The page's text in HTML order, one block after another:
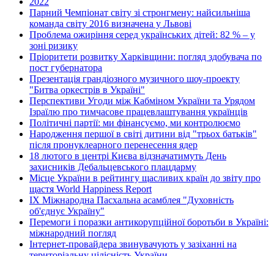
Парний Чемпіонат світу зі стронгмену: найсильніша
команда світу 2016 визначена у Львові
Проблема ожиріння серед українських дітей: 82 % – у
зоні ризику
Пріоритети розвитку Харківщини: погляд здобувача по
пост губернатора
Презентація грандіозного музичного шоу-проекту
"Битва оркестрів в Україні"
Перспективи Угоди між Кабміном України та Урядом
Ізраїлю про тимчасове працевлаштування українців
Політичні партії: ми фінансуємо, ми контролюємо
Народження першої в світі дитини від "трьох батьків"
після пронуклеарного перенесення ядер
18 лютого в центрі Києва відзначатимуть День
захисників Дебальцевського плацдарму
Місце України в рейтингу щасливих країн до звіту про
щастя World Happiness Report
ІХ Міжнародна Пасхальна асамблея "Духовність
об'єднує Україну"
Перемоги і поразки антикорупційної боротьби в Україні:
міжнародний погляд
Інтернет-провайдера звинувачують у зазіханні на